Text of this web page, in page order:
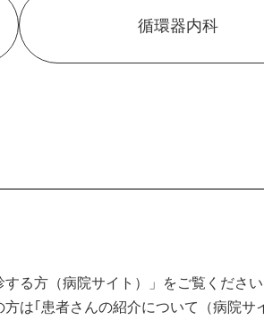
循環器内科
る方（病院サイト）」をご覧ください
は｢患者さんの紹介について（病院サ